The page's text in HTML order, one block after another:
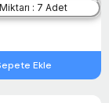
: 7 Adet
Ekle